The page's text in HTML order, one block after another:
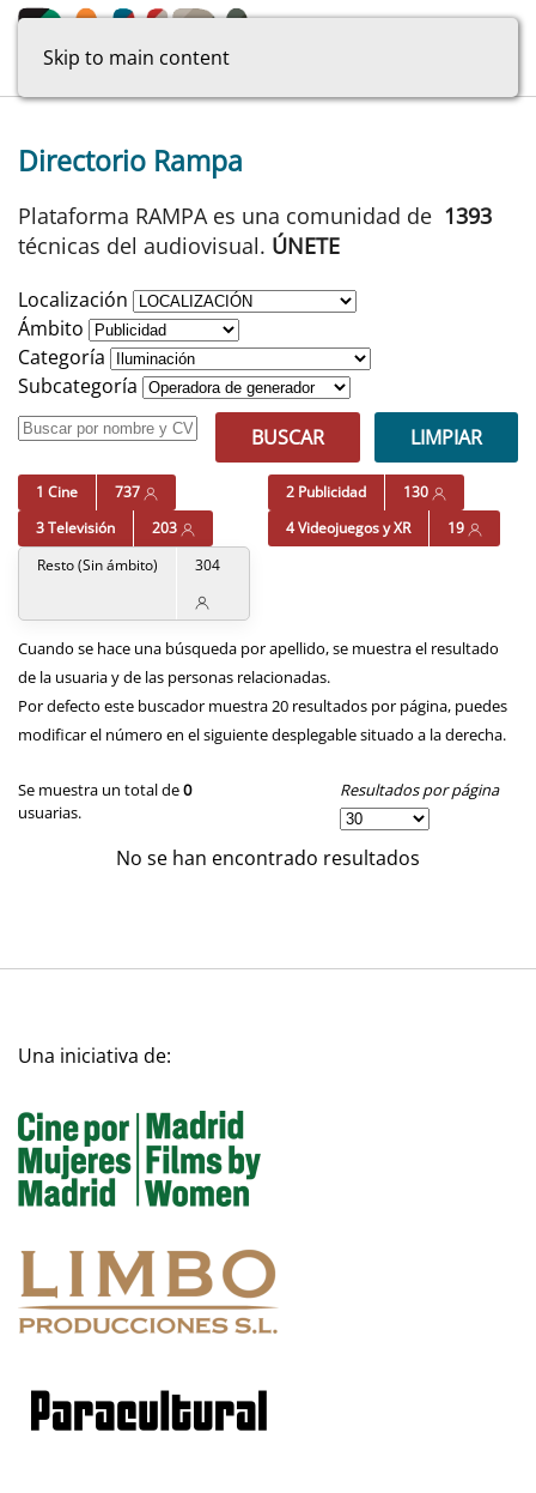
Skip to main content
Directorio Rampa
Plataforma RAMPA es una comunidad de 1393
técnicas del audiovisual. ÚNETE
Localización
Ámbito
Categoría
Subcategoría
BUSCAR
LIMPIAR
1 Cine 737 2 Publicidad
130
3 Televisión
203 4 Videojuegos y XR
19
Resto (Sin ámbito)
304
Cuando se hace una búsqueda por apellido, se muestra el resultado
de la usuaria y de las personas relacionadas.
Por defecto este buscador muestra 20 resultados por página, puedes
modificar el número en el siguiente desplegable situado a la derecha.
Se muestra un total de0
usuarias.
Resultados por página
No se han encontrado resultados
Una iniciativa de: